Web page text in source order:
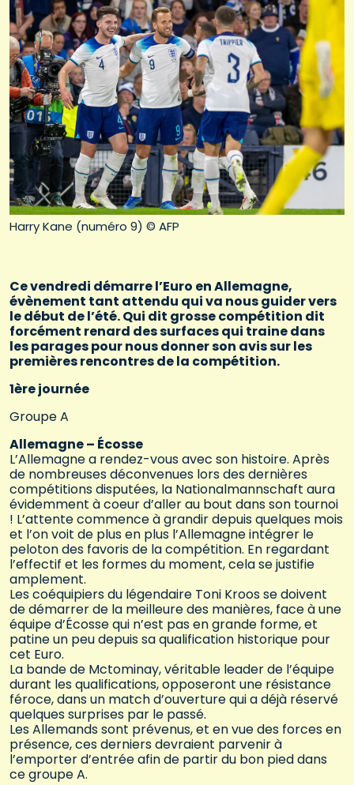
Harry Kane (numéro 9) © AFP
Ce vendredi démarre l’Euro en Allemagne,
évènement tant attendu qui va nous guider vers
le début de l’été. Qui dit grosse compétition dit
forcément renard des surfaces qui traine dans
les parages pour nous donner son avis sur les
premières rencontres de la compétition.
1ère journée
Groupe A
Allemagne – Écosse
L’Allemagne a rendez-vous avec son histoire. Après
de nombreuses déconvenues lors des dernières
compétitions disputées, la Nationalmannschaft aura
évidemment à coeur d’aller au bout dans son tournoi
! L’attente commence à grandir depuis quelques mois
et l’on voit de plus en plus l’Allemagne intégrer le
peloton des favoris de la compétition. En regardant
l’effectif et les formes du moment, cela se justifie
amplement.
Les coéquipiers du légendaire Toni Kroos se doivent
de démarrer de la meilleure des manières, face à une
équipe d’Écosse qui n’est pas en grande forme, et
patine un peu depuis sa qualification historique pour
cet Euro.
La bande de Mctominay, véritable leader de l’équipe
durant les qualifications, opposeront une résistance
féroce, dans un match d’ouverture qui a déjà réservé
quelques surprises par le passé.
Les Allemands sont prévenus, et en vue des forces en
présence, ces derniers devraient parvenir à
l’emporter d’entrée afin de partir du bon pied dans
ce groupe A.